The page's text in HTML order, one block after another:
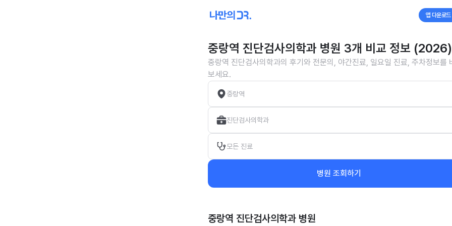
앱 다운로드
중랑역 진단검사의학과 병원 3개 비교 정보 (2026)
중랑역 진단검사의학과의 후기와 전문의, 야간진료, 일요일 진료, 주차정보를
보세요.
중랑역
진단검사의학과
모든 진료
병원 조회하기
중랑역 진단검사의학과 병원